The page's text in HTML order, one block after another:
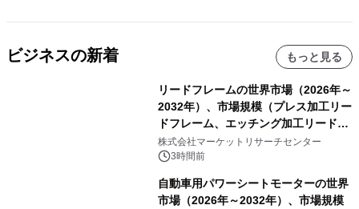
ビジネスの新着 もっと見る
リードフレームの世界市場（2026年～
2032年）、市場規模（プレス加工リー
ドフレーム、エッチング加工リードフ
レーム）・分析レポートを発表
株式会社マーケットリサーチセンター
3時間前
自動車用パワーシートモーターの世界
市場（2026年～2032年）、市場規模